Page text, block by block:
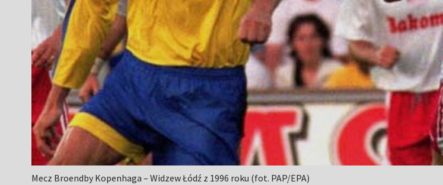
Mecz Broendby Kopenhaga – Widzew Łódź z 1996 roku (fot. PAP/EPA)